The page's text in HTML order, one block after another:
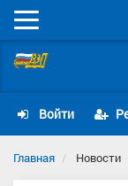
Мобильное
меню
Войти
Главная Новости